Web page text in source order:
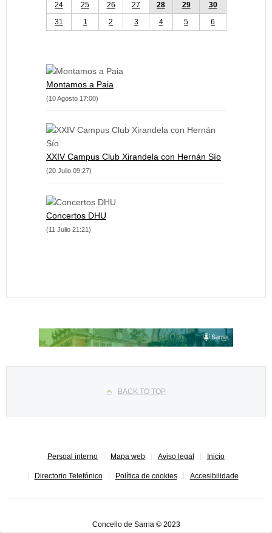
24
25 26 27 28 29
30
31
1 2 3 4 5 6
Montamos a Paia
(10 Agosto 17:00)
XXIV Campus Club Xirandela con Hernán Sío
(20 Julio 09:27)
Concertos DHU
(11 Julio 21:21)
BACK TO TOP
Persoal interno Mapa web Aviso legal Inicio
Directorio Telefónico Política de cookies Accesibilidade
Concello de Sarria © 2023